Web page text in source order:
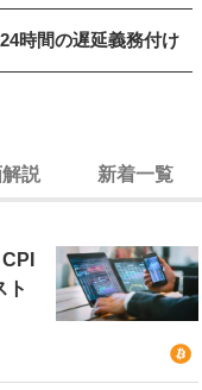
時間の遅延義務付け
説 新着一覧
ト